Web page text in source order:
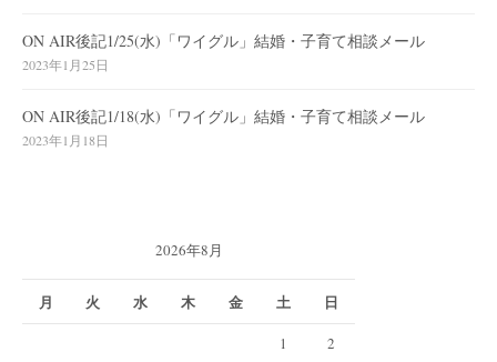
ON AIR後記1/25(水)「ワイグル」結婚・子育て相談メール
2023年1月25日
ON AIR後記1/18(水)「ワイグル」結婚・子育て相談メール
2023年1月18日
2026年8月
月 火 水 木 金 土 日
1
2